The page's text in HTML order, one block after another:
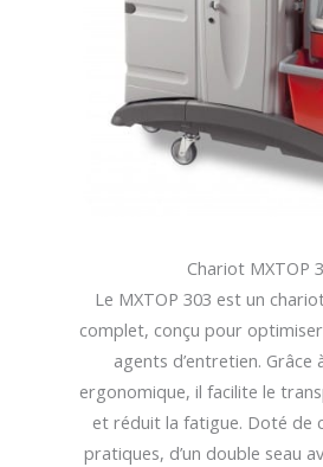
Chariot MXTOP
Le MXTOP 303 est un
complet, conçu pour
agents d’entretien. Grâce
ergonomique, il facilite le
et réduit la fatigue. Doté de
pratiques, d’un double seau